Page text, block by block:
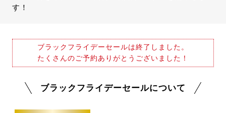
す！
ブラックフライデーセールは終了しました。
たくさんのご予約ありがとうございました！
ブラックフライデーセールについて